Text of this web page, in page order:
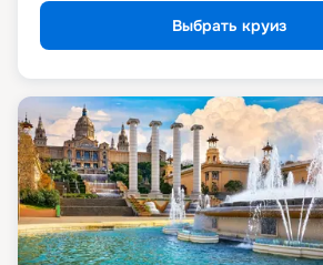
Выбрать круиз